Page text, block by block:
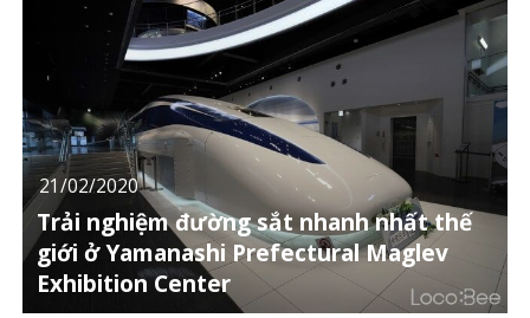
21/02/2020
Trải nghiệm đường sắt nhanh nhất thế
giới ở Yamanashi Prefectural Maglev
Exhibition Center